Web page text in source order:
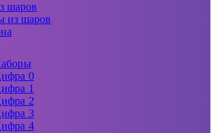
шаров
из шаров
0
1
2
3
4